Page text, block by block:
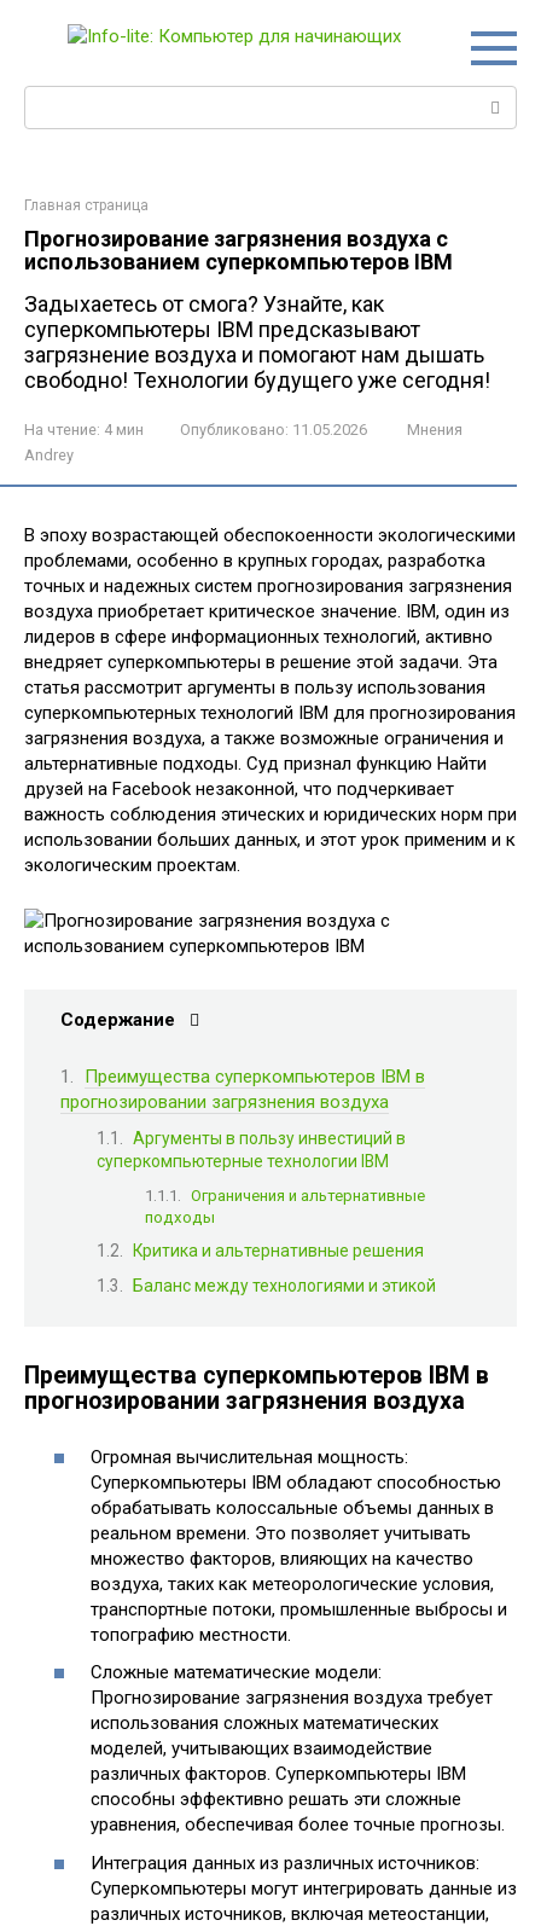
Главная страница
Прогнозирование загрязнения воздуха с
использованием суперкомпьютеров IBM
Задыхаетесь от смога? Узнайте, как
суперкомпьютеры IBM предсказывают
загрязнение воздуха и помогают нам дышать
свободно! Технологии будущего уже сегодня!
На чтение: 4 мин Опубликовано: 11.05.2026
Мнения
Andrey
В эпоху возрастающей обеспокоенности экологическими
проблемами, особенно в крупных городах, разработка
точных и надежных систем прогнозирования загрязнения
воздуха приобретает критическое значение. IBM, один из
лидеров в сфере информационных технологий, активно
внедряет суперкомпьютеры в решение этой задачи. Эта
статья рассмотрит аргументы в пользу использования
суперкомпьютерных технологий IBM для прогнозирования
загрязнения воздуха, а также возможные ограничения и
альтернативные подходы. Суд признал функцию Найти
друзей на Facebook незаконной, что подчеркивает
важность соблюдения этических и юридических норм при
использовании больших данных, и этот урок применим и к
экологическим проектам.
Содержание
Преимущества суперкомпьютеров IBM в
прогнозировании загрязнения воздуха
Аргументы в пользу инвестиций в
суперкомпьютерные технологии IBM
Ограничения и альтернативные
подходы
Критика и альтернативные решения
Баланс между технологиями и этикой
Преимущества суперкомпьютеров IBM в
прогнозировании загрязнения воздуха
Огромная вычислительная мощность:
Суперкомпьютеры IBM обладают способностью
обрабатывать колоссальные объемы данных в
реальном времени. Это позволяет учитывать
множество факторов, влияющих на качество
воздуха, таких как метеорологические условия,
транспортные потоки, промышленные выбросы и
топографию местности.
Сложные математические модели:
Прогнозирование загрязнения воздуха требует
использования сложных математических
моделей, учитывающих взаимодействие
различных факторов. Суперкомпьютеры IBM
способны эффективно решать эти сложные
уравнения, обеспечивая более точные прогнозы.
Интеграция данных из различных источников:
Суперкомпьютеры могут интегрировать данные из
различных источников, включая метеостанции,